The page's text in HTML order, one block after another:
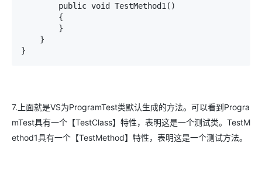
        public void TestMethod1()
        {
        }
    }
}
7.上面就是VS为ProgramTest类默认生成的方法。可以看到Progra
mTest具有一个【TestClass】特性，表明这是一个测试类。TestM
ethod1具有一个【TestMethod】特性，表明这是一个测试方法。